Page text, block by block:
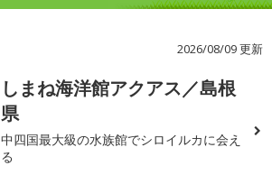
2026/08/09 更新
しまね海洋館アクアス／島根
県
中四国最大級の水族館でシロイルカに会え
る